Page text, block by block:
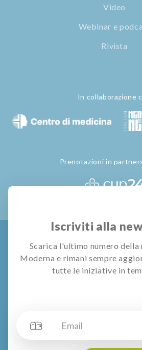
Video
Webinar e
Rivista
In collaborazione
Prenotazioni in
© All rights reserved
Moderna declina ogni responsabilità in
specialisti, ed invita i lettori ed utenti del
Iscriviti alla
Scarica l'ultimo numero
Moderna e rimani sempre
tutte le iniziative in